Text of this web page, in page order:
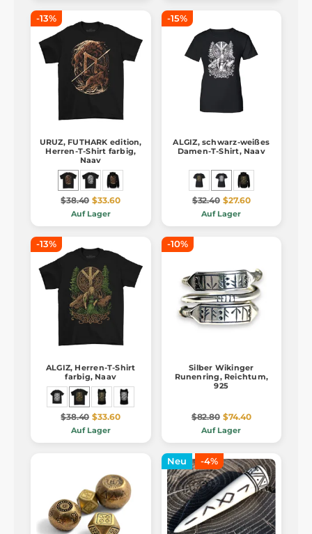
-13%
URUZ, FUTHARK edition,
Herren-T-Shirt farbig,
Naav
$38.40 $33.60
Auf Lager
-15%
ALGIZ, schwarz-weißes
Damen-T-Shirt, Naav
$32.40 $27.60
Auf Lager
-13%
ALGIZ, Herren-T-Shirt
farbig, Naav
$38.40 $33.60
Auf Lager
-10%
Silber Wikinger
Runenring, Reichtum,
925
$82.80 $74.40
Auf Lager
Neu -4%